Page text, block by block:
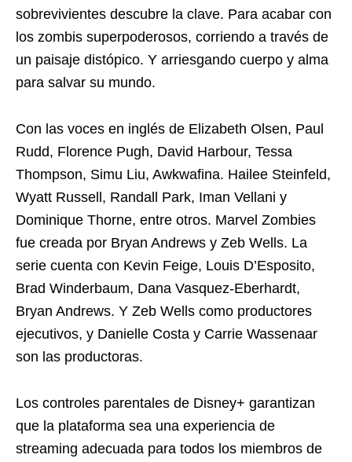
sobrevivientes descubre la clave. Para acabar con
los zombis superpoderosos, corriendo a través de
un paisaje distópico. Y arriesgando cuerpo y alma
para salvar su mundo.
Con las voces en inglés de Elizabeth Olsen, Paul
Rudd, Florence Pugh, David Harbour, Tessa
Thompson, Simu Liu, Awkwafina. Hailee Steinfeld,
Wyatt Russell, Randall Park, Iman Vellani y
Dominique Thorne, entre otros. Marvel Zombies
fue creada por Bryan Andrews y Zeb Wells. La
serie cuenta con Kevin Feige, Louis D’Esposito,
Brad Winderbaum, Dana Vasquez-Eberhardt,
Bryan Andrews. Y Zeb Wells como productores
ejecutivos, y Danielle Costa y Carrie Wassenaar
son las productoras.
Los controles parentales de Disney+ garantizan
que la plataforma sea una experiencia de
streaming adecuada para todos los miembros de